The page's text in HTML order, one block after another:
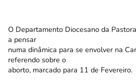
O Departamento Diocesano da
a pensar
numa dinâmica para se envolver na
referendo sobre o
aborto, marcado para 11 de Fevereiro.